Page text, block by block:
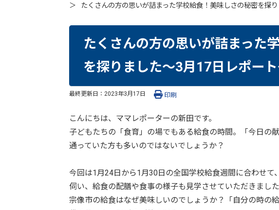
たくさんの方の思いが詰まった学校給食！美味しさの秘密を探
たくさんの方の思いが詰まった
を探りました～3月17日レポー
最終更新日： 2023年3月17日 印刷
こんにちは、ママレポーターの新田です。
子どもたちの「食育」の場でもある給食の時間。「今日の
通っていた方も多いのではないでしょうか？
今回は1月24日から1月30日の全国学校給食週間に合わせ
伺い、給食の配膳や食事の様子も見学させていただきました
宗像市の給食はなぜ美味しいのでしょうか？「自分の時の